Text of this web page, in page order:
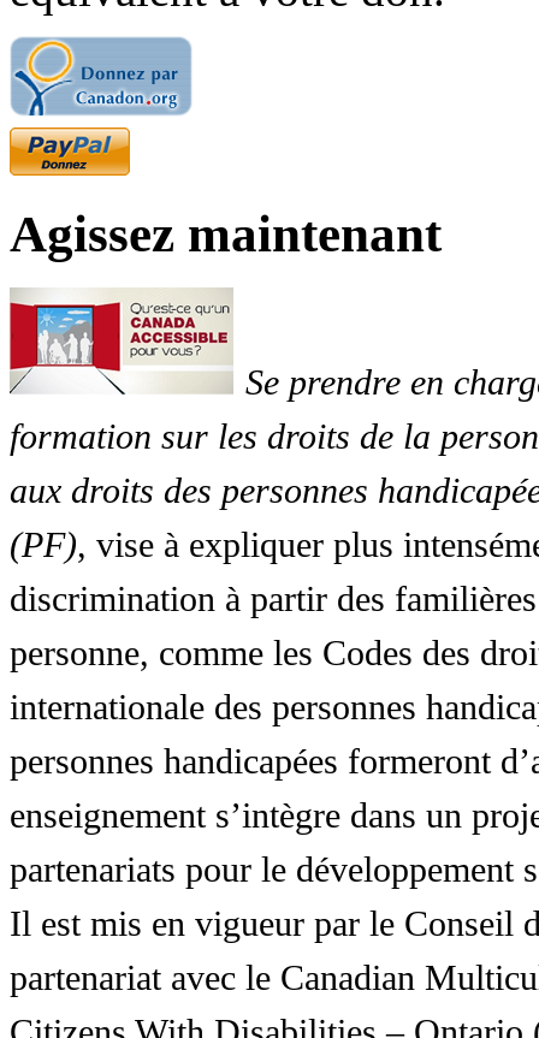
Agissez maintenant
Se prendre en
formation sur les droits de la
aux droits des personnes
(PF), vise à expliquer plus
discrimination à partir des
personne, comme les Codes des
internationale des personnes
personnes handicapées formeront
enseignement s’intègre dans un
partenariats pour le développement
Il est mis en vigueur par le Conseil
partenariat avec le Canadian